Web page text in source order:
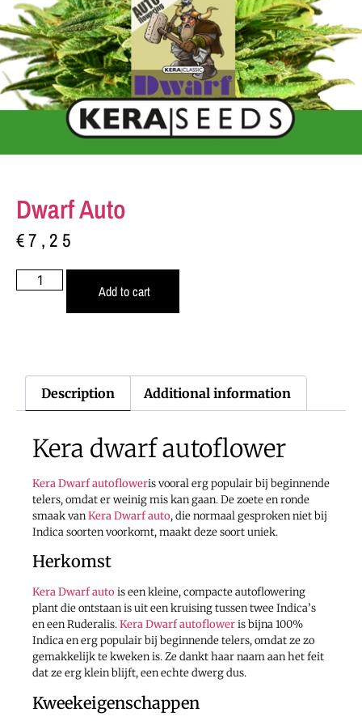
Dwarf Auto
€7,25
Add to cart
Description Additional information
Kera dwarf autoflower
Kera Dwarf autofloweris vooral erg populair bij beginnende
telers, omdat er weinig mis kan gaan. De zoete en ronde
smaak vanKera Dwarf auto, die normaal gesproken niet bij
Indica soorten voorkomt, maakt deze soort uniek.
Herkomst
Kera Dwarf autois een kleine, compacte autoflowering
plant die ontstaan is uit een kruising tussen twee Indica’s
en een Ruderalis.Kera Dwarf autofloweris bijna 100%
Indica en erg populair bij beginnende telers, omdat ze zo
gemakkelijk te kweken is. Ze dankt haar naam aan het feit
dat ze erg klein blijft, een echte dwerg dus.
Kweekeigenschappen